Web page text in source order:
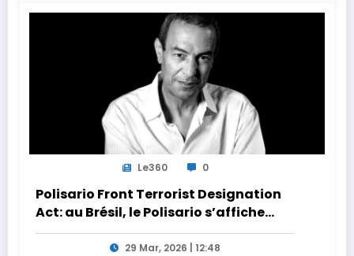
Le360 0
Polisario Front Terrorist Designation
Act: au Brésil, le Polisario s’affiche
dans la nébuleuse pro-Iran
29 Mar, 2026 | 12:48